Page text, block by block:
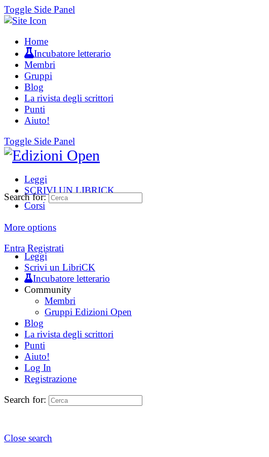
Toggle Side Panel
Home
Incubatore letterario
Membri
Gruppi
Blog
La rivista degli scrittori
Punti
Aiuto!
Toggle Side Panel
Leggi
SCRIVI UN LIBRICK
Corsi
More options
Entra Registrati
Search for:
Leggi
Scrivi un LibriCK
Incubatore letterario
Community
Membri
Gruppi Edizioni Open
Blog
La rivista degli scrittori
Punti
Aiuto!
Log In
Registrazione
Search for:
Close search